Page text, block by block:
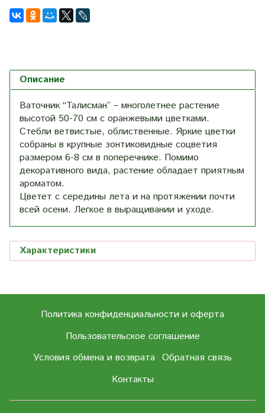
Описание
Ваточник “Талисман” – многолетнее растение
высотой 50-70 см с оранжевыми цветками.
Стебли ветвистые, облиственные. Яркие цветки
собраны в крупные зонтиковидные соцветия
размером 6-8 см в поперечнике. Помимо
декоративного вида, растение обладает приятным
ароматом.
Цветет с середины лета и на протяжении почти
всей осени. Легкое в выращивании и уходе.
Характеристики
Политика конфиденциальности и оферта
Пользовательское соглашение
Условия обмена и возврата Обратная связь
Контакты